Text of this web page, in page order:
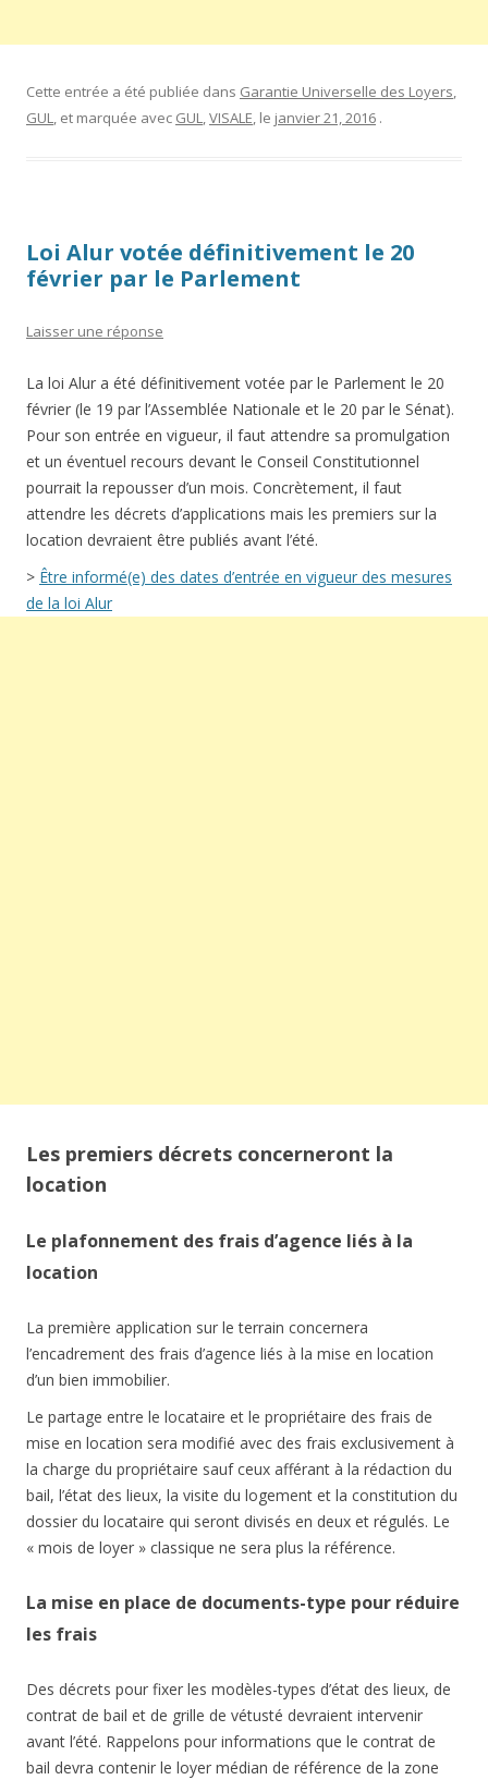
Cette entrée a été publiée dans Garantie Universelle des Loyers,
GUL, et marquée avec GUL,VISALE, le janvier 21, 2016 .
Loi Alur votée définitivement le 20
février par le Parlement
Laisser une réponse
La loi Alur a été définitivement votée par le Parlement le 20
février (le 19 par l’Assemblée Nationale et le 20 par le Sénat).
Pour son entrée en vigueur, il faut attendre sa promulgation
et un éventuel recours devant le Conseil Constitutionnel
pourrait la repousser d’un mois. Concrètement, il faut
attendre les décrets d’applications mais les premiers sur la
location devraient être publiés avant l’été.
> Être informé(e) des dates d’entrée en vigueur des mesures
de la loi Alur
Les premiers décrets concerneront la
location
Le plafonnement des frais d’agence liés à la
location
La première application sur le terrain concernera
l’encadrement des frais d’agence liés à la mise en location
d’un bien immobilier.
Le partage entre le locataire et le propriétaire des frais de
mise en location sera modifié avec des frais exclusivement à
la charge du propriétaire sauf ceux afférant à la rédaction du
bail, l’état des lieux, la visite du logement et la constitution du
dossier du locataire qui seront divisés en deux et régulés. Le
« mois de loyer » classique ne sera plus la référence.
La mise en place de documents-type pour réduire
les frais
Des décrets pour fixer les modèles-types d’état des lieux, de
contrat de bail et de grille de vétusté devraient intervenir
avant l’été. Rappelons pour informations que le contrat de
bail devra contenir le loyer médian de référence de la zone